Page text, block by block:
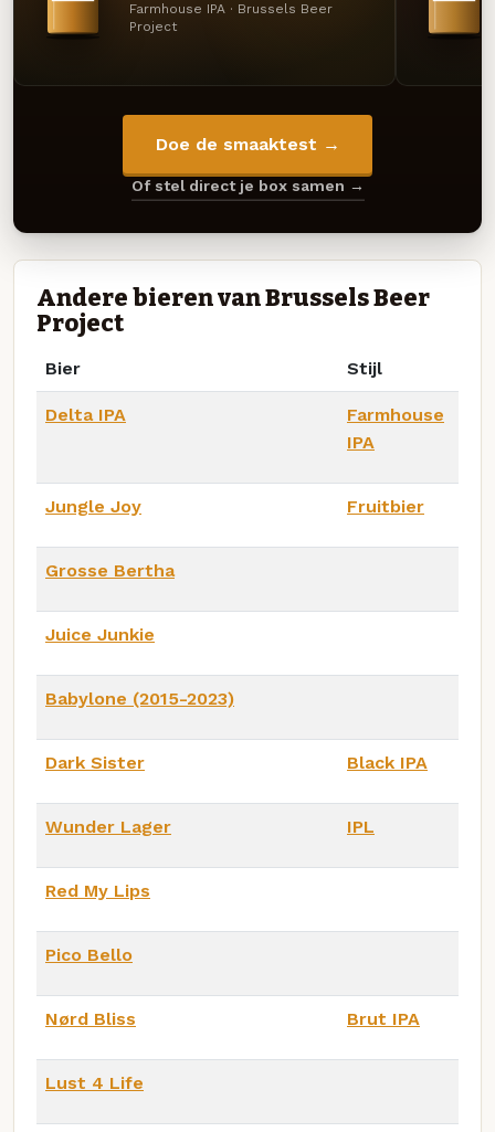
Farmhouse IPA · Brussels Beer
Project
Doe de smaaktest →
Of stel direct je box samen →
Andere bieren van Brussels Beer
Project
Bier Stijl
Delta IPA
Farmhouse
IPA
Jungle Joy Fruitbier
Grosse Bertha
Juice Junkie
Babylone (2015-2023)
Dark Sister Black IPA
Wunder Lager IPL
Red My Lips
Pico Bello
Nørd Bliss Brut IPA
Lust 4 Life